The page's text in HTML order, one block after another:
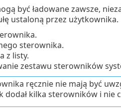
być ładowane zawsze,
ustaloną przez użytkownika.
sterownika.
z listy.
zestawu sterowników
ręcznie nie mają być
kilka sterowników i nie